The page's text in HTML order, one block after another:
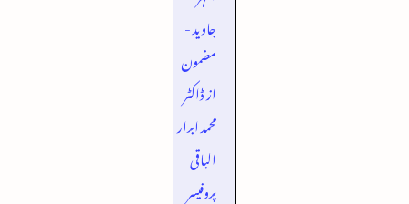
جاوید -
مضمون
از ڈاکٹر
محمد ابرار
الباقی
پروفیسر